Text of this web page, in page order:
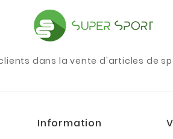
dans la vente d'articles de
Information